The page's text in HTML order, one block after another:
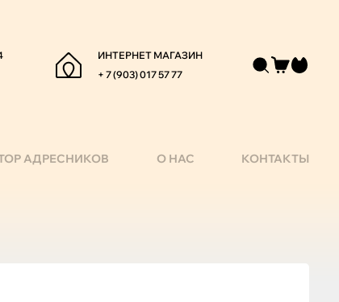
ИНТЕРНЕТ МАГАЗИН
+ 7 (903) 017 57 77
АДРЕСНИКОВ О НАС КОНТАКТЫ